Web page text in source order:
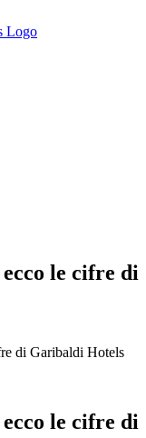
le cifre di
di Garibaldi Hotels
le cifre di